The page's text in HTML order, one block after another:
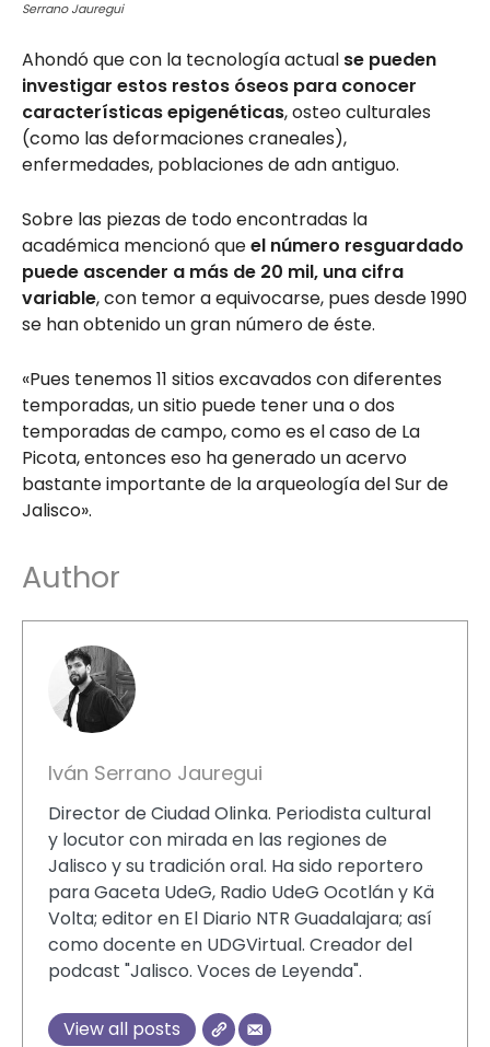
Serrano Jauregui
Ahondó que con la tecnología actual se pueden
investigar estos restos óseos para conocer
características epigenéticas, osteo culturales
(como las deformaciones craneales),
enfermedades, poblaciones de adn antiguo.
Sobre las piezas de todo encontradas la
académica mencionó queel número resguardado
puede ascender a más de 20 mil, una cifra
variable, con temor a equivocarse, pues desde 1990
se han obtenido un gran número de éste.
«Pues tenemos 11 sitios excavados con diferentes
temporadas, un sitio puede tener una o dos
temporadas de campo, como es el caso de La
Picota, entonces eso ha generado un acervo
bastante importante de la arqueología del Sur de
Jalisco».
Author
Iván Serrano Jauregui
Director de Ciudad Olinka. Periodista cultural
y locutor con mirada en las regiones de
Jalisco y su tradición oral. Ha sido reportero
para Gaceta UdeG, Radio UdeG Ocotlán y Kä
Volta; editor en El Diario NTR Guadalajara; así
como docente en UDGVirtual. Creador del
podcast "Jalisco. Voces de Leyenda".
View all posts